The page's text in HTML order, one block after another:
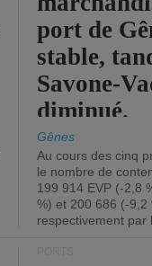
port de
stable,
Savone-
diminué.
Gênes
Au cours des cinq
le nombre de
199 914 EVP (-2,8
%) et 200 686 (-9,2
respectivement par